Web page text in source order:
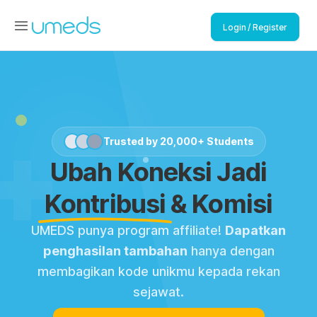
Login / Register
Trusted by 20,000+ Students
Ubah Koneksi Jadi
Kontribusi & Komisi
UMEDS punya program affiliate! Dapatkan
penghasilan tambahan hanya dengan
membagikan kode unikmu kepada rekan
sejawat.